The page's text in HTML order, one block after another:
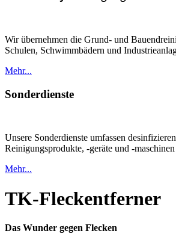
Wir übernehmen die Grund- und
Schulen, Schwimmbädern und
Mehr...
Sonderdienste
Unsere Sonderdienste umfassen
Reinigungsprodukte, -geräte und -
Mehr...
TK-Fleckentferner
Das Wunder gegen Flecken